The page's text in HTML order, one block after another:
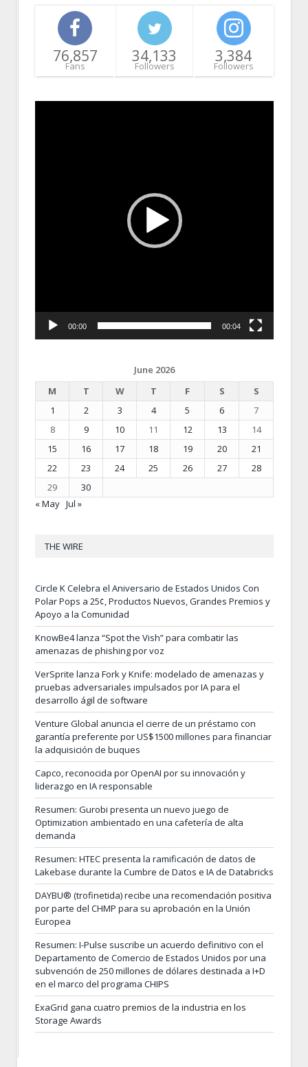
76,857
Fans
34,133
Followers
3,384
Followers
00:00 00:04
June 2026
M
T W T F S
S
1
2 3 4 5 6
7
8
9 10 11 12 13
14
15
16 17 18 19 20
21
22
23 24 25 26 27
28
29
30
« May Jul »
THE WIRE
Circle K Celebra el Aniversario de Estados Unidos Con
Polar Pops a 25¢, Productos Nuevos, Grandes Premios y
Apoyo a la Comunidad
KnowBe4 lanza “Spot the Vish” para combatir las
amenazas de phishing por voz
VerSprite lanza Fork y Knife: modelado de amenazas y
pruebas adversariales impulsados por IA para el
desarrollo ágil de software
Venture Global anuncia el cierre de un préstamo con
garantía preferente por US$1500 millones para financiar
la adquisición de buques
Capco, reconocida por OpenAI por su innovación y
liderazgo en IA responsable
Resumen: Gurobi presenta un nuevo juego de
Optimization ambientado en una cafetería de alta
demanda
Resumen: HTEC presenta la ramificación de datos de
Lakebase durante la Cumbre de Datos e IA de Databricks
DAYBU® (trofinetida) recibe una recomendación positiva
por parte del CHMP para su aprobación en la Unión
Europea
Resumen: I-Pulse suscribe un acuerdo definitivo con el
Departamento de Comercio de Estados Unidos por una
subvención de 250 millones de dólares destinada a I+D
en el marco del programa CHIPS
ExaGrid gana cuatro premios de la industria en los
Storage Awards